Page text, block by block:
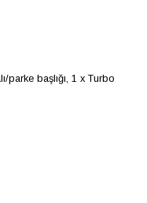
parke başlığı, 1 x Turbo